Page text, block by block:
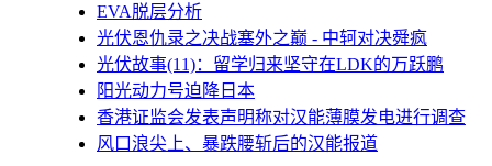
EVA脱层分析
光伏恩仇录之决战塞外之巅 - 中轲对决舜疯
光伏故事(11)：留学归来坚守在LDK的万跃鹏
阳光动力号迫降日本
香港证监会发表声明称对汉能薄膜发电进行调查
风口浪尖上、暴跌腰斩后的汉能报道